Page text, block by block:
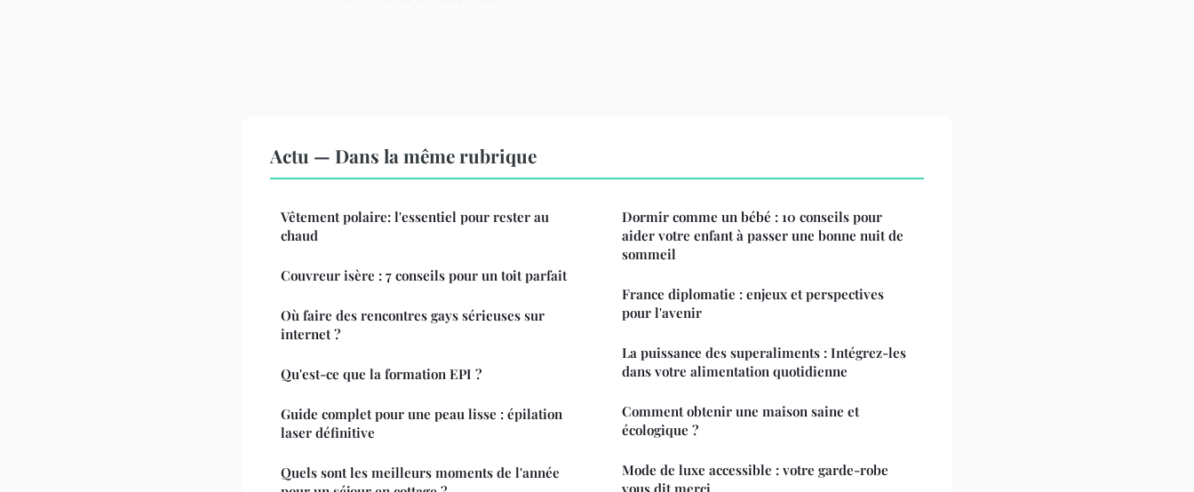
Actu — Dans la même rubrique
Vêtement polaire: l'essentiel pour rester au
chaud
Couvreur isère : 7 conseils pour un toit parfait
Où faire des rencontres gays sérieuses sur
internet ?
Qu'est-ce que la formation EPI ?
Guide complet pour une peau lisse : épilation
laser définitive
Quels sont les meilleurs moments de l'année
Dormir comme un bébé : 10 conseils pour
aider votre enfant à passer une bonne nuit de
sommeil
France diplomatie : enjeux et perspectives
pour l'avenir
La puissance des superaliments : Intégrez-les
dans votre alimentation quotidienne
Comment obtenir une maison saine et
écologique ?
Mode de luxe accessible : votre garde-robe
vous dit merci